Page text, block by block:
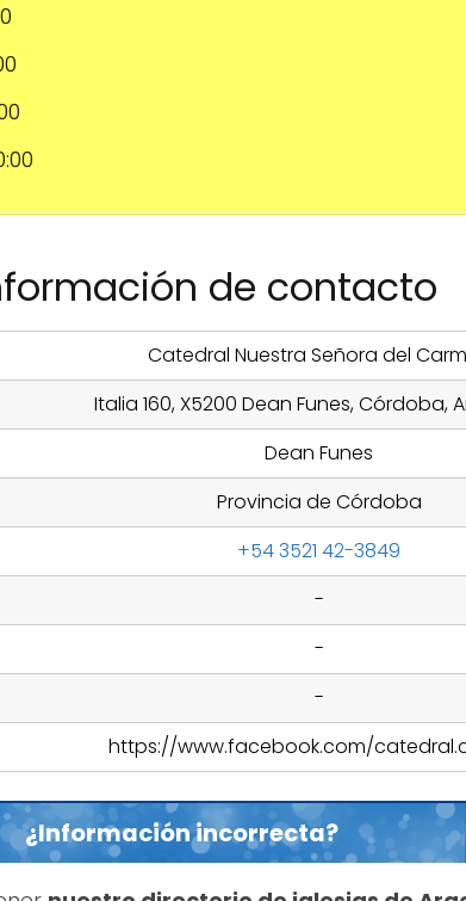
de contacto
Catedral Nuestra Señora del
Italia 160, X5200 Dean Funes, Córdoba,
Dean Funes
Provincia de Córdoba
+54 3521 42-3849
-
-
-
https://www.facebook.com/
¿Información incorrecta?